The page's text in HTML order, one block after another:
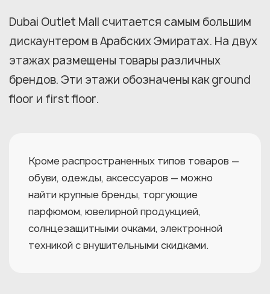
Dubai Outlet Mall считается самым большим
дискаунтером в Арабских Эмиратах. На двух
этажах размещены товары различных
брендов. Эти этажи обозначены как ground
floor и first floor.
Кроме распространенных типов товаров —
обуви, одежды, аксессуаров — можно
найти крупные бренды, торгующие
парфюмом, ювелирной продукцией,
солнцезащитными очками, электронной
техникой с внушительными скидками.